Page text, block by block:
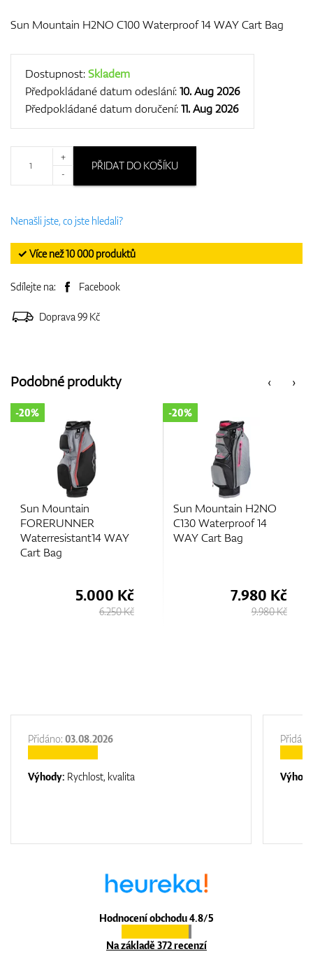
Sun Mountain H2NO C100 Waterproof 14 WAY Cart Bag
Dostupnost:Skladem
Předpokládané datum odeslání:10. Aug 2026
Předpokládané datum doručení:11. Aug 2026
+
-
PŘIDAT DO KOŠÍKU
Nenašli jste, co jste hledali?
✓ Více než 10 000 produktů
Sdílejte na: Facebook
Doprava 99 Kč
‹
Podobné produkty ›
Sun Mountain
FORERUNNER
Waterresistant14 WAY
Cart Bag
-20%
5.000 Kč
6.250 Kč
Sun Mountain H2NO
C130 Waterproof 14
WAY Cart Bag
-20%
7.980 Kč
9.980 Kč
Hodnocení obchodu 4.8/5
Na základě 372 recenzí
Přidáno: 03.08.2026
Výhody: Rychlost, kvalita